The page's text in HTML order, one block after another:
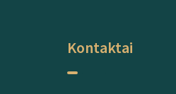
Kontaktai